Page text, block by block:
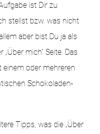
ist Dir zu
stellst bzw. was nicht
aber bist Du ja als
„Über mich“ Seite. Das
einem oder mehreren
Schokoladen-
Tipps, was die „Über